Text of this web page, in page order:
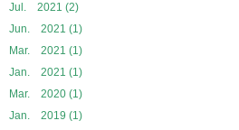
Jul. 2021 (2)
Jun. 2021 (1)
Mar. 2021 (1)
Jan. 2021 (1)
Mar. 2020 (1)
Jan. 2019 (1)